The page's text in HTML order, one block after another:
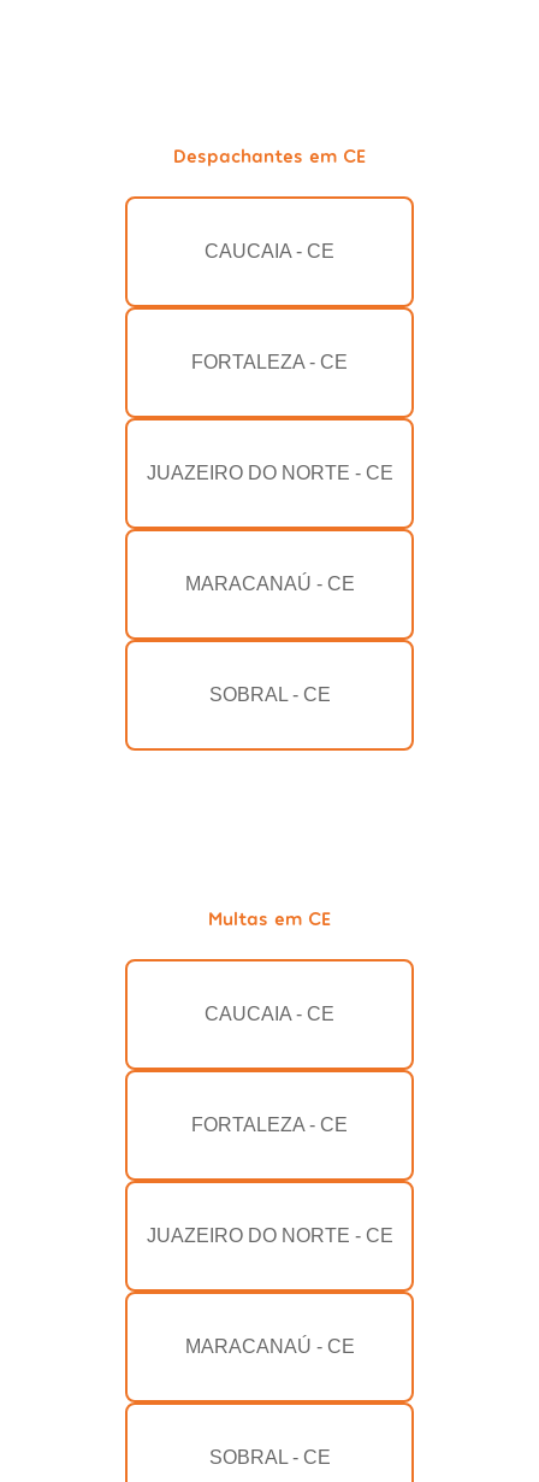
Despachantes em CE
CAUCAIA - CE
FORTALEZA - CE
JUAZEIRO DO NORTE - CE
MARACANAÚ - CE
SOBRAL - CE
Multas em CE
CAUCAIA - CE
FORTALEZA - CE
JUAZEIRO DO NORTE - CE
MARACANAÚ - CE
SOBRAL - CE